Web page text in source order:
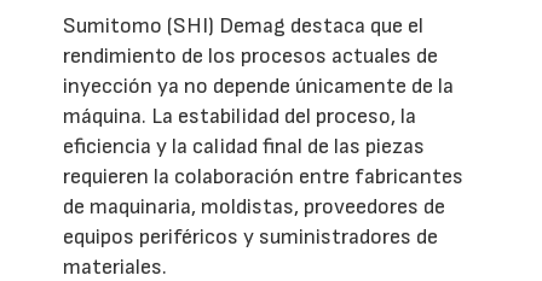
Sumitomo (SHI) Demag destaca que el
rendimiento de los procesos actuales de
inyección ya no depende únicamente de la
máquina. La estabilidad del proceso, la
eficiencia y la calidad final de las piezas
requieren la colaboración entre fabricantes
de maquinaria, moldistas, proveedores de
equipos periféricos y suministradores de
materiales.